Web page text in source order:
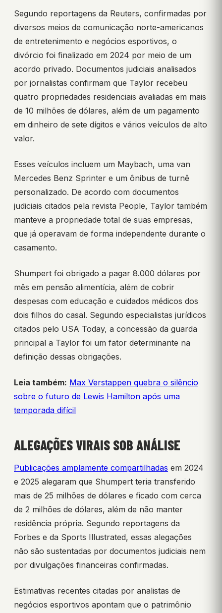
Segundo reportagens da Reuters, confirmadas por
diversos meios de comunicação norte-americanos
de entretenimento e negócios esportivos, o
divórcio foi finalizado em 2024 por meio de um
acordo privado. Documentos judiciais analisados
por jornalistas confirmam que Taylor recebeu
quatro propriedades residenciais avaliadas em mais
de 10 milhões de dólares, além de um pagamento
em dinheiro de sete dígitos e vários veículos de alto
valor.
Esses veículos incluem um Maybach, uma van
Mercedes Benz Sprinter e um ônibus de turnê
personalizado. De acordo com documentos
judiciais citados pela revista People, Taylor também
manteve a propriedade total de suas empresas,
que já operavam de forma independente durante o
casamento.
Shumpert foi obrigado a pagar 8.000 dólares por
mês em pensão alimentícia, além de cobrir
despesas com educação e cuidados médicos dos
dois filhos do casal. Segundo especialistas jurídicos
citados pelo USA Today, a concessão da guarda
principal a Taylor foi um fator determinante na
definição dessas obrigações.
Leia também: Max Verstappen quebra o silêncio
sobre o futuro de Lewis Hamilton após uma
temporada difícil
ALEGAÇÕES VIRAIS SOB ANÁLISE
Publicações amplamente compartilhadas em 2024
e 2025 alegaram que Shumpert teria transferido
mais de 25 milhões de dólares e ficado com cerca
de 2 milhões de dólares, além de não manter
residência própria. Segundo reportagens da
Forbes e da Sports Illustrated, essas alegações
não são sustentadas por documentos judiciais nem
por divulgações financeiras confirmadas.
Estimativas recentes citadas por analistas de
negócios esportivos apontam que o patrimônio